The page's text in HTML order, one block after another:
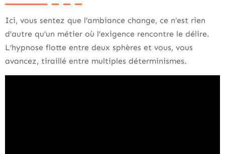
Ici, vous sentez que l’ambiance change, ce n’est rien
d’autre qu’un métier où l’exigence rencontre le délire.
L’hypnose flotte entre deux sphères et vous, vous
avancez, tiraillé entre multiples déterminismes.